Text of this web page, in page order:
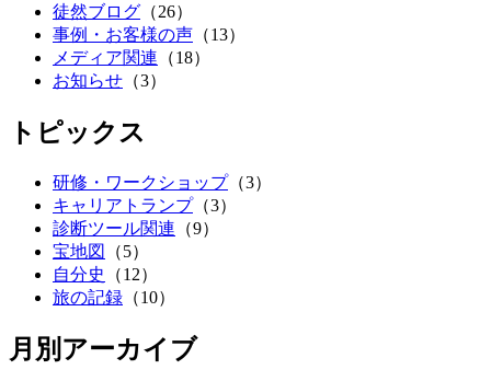
徒然ブログ （26）
事例・お客様の声 （13）
メディア関連 （18）
お知らせ （3）
トピックス
研修・ワークショップ（3）
キャリアトランプ（3）
診断ツール関連 （9）
宝地図
（5）
自分史
（12）
旅の記録 （10）
月別アーカイブ